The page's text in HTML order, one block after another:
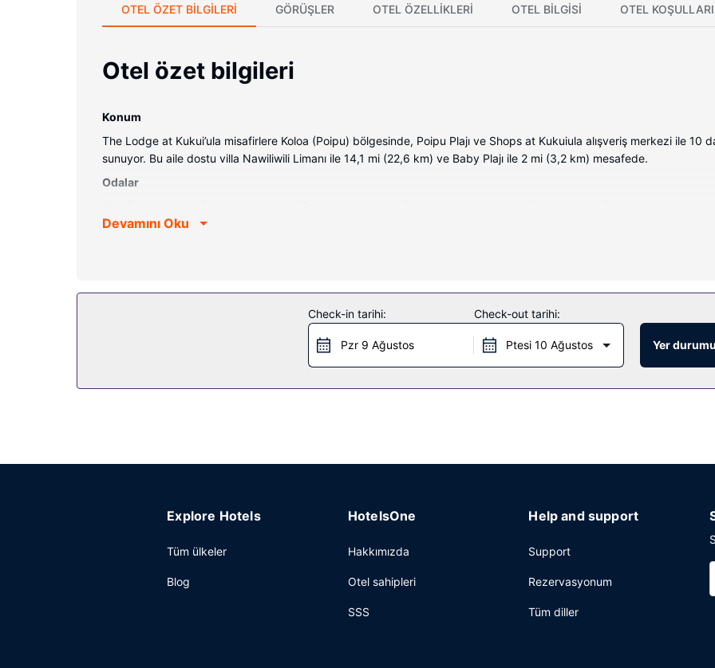
OTEL ÖZET BILGILERI GÖRÜŞLER OTEL ÖZELLIKLERI OTEL BILGISI OTEL KOŞULLARI
Otel özet bilgileri
Konum
The Lodge at Kukui’ula misafirlere Koloa (Poipu) bölgesinde, Poipu Plajı ve Shops at Kukuiula alışveriş merkezi ile 10
sunuyor. Bu aile dostu villa Nawiliwili Limanı ile 14,1 mi (22,6 km) ve Baby Plajı ile 2 mi (3,2 km) mesafede.
Odalar
çarşaf takımı vardır. Odalarda özel balkon ve veranda bulunur. Misafirlerin iyi vakit geçirmesi için kablolu TV kanalları
veya 2 jakuzi vardır. Bu villada misafirler için ayrıca ücretsiz kablosuz İnternet, danışma (concierge) hizmetleri ve
Yerel mutfak alanında uzman olan Umeke Bar + Grill yemek servisi için ideal, bu villada, 2 restoran ve kahve
sayıda mekan var. Barda/oturma salonunda ve havuz kenarı barında misafirlere içecek servisi yapılmaktadır.
kahvaltı servisi yapılmaktadır.
Devamını Oku
Check-in tarihi:
Pzr 9 Ağustos
Check-out tarihi:
Ptesi 10 Ağustos Yer
Explore Hotels
Tüm ülkeler
Blog
HotelsOne
Hakkımızda
Otel sahipleri
SSS
Help and support
Support
Rezervasyonum
Tüm diller